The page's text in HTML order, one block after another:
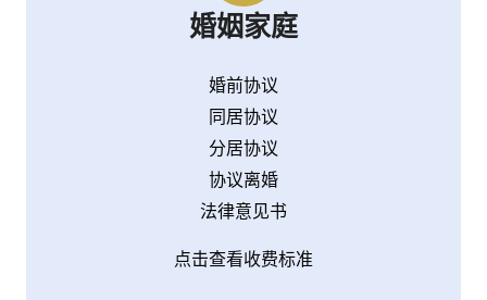
婚姻家庭
婚前协议
同居协议
分居协议
协议离婚
法律意见书
点击查看收费标准